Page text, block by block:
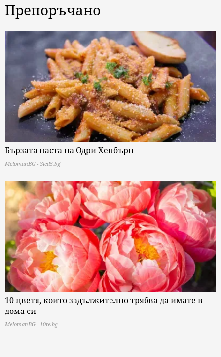
Препоръчано
Бързата паста на Одри Хепбърн
MelomanBG - Sled5.bg
10 цветя, които задължително трябва да имате в
дома си
MelomanBG - 10te.bg